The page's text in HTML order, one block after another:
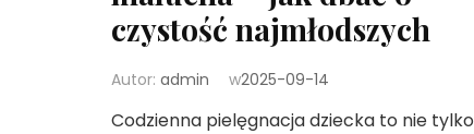
czystość najmłodszych
Autor: admin w2025-09-14
Codzienna pielęgnacja dziecka to nie tylko